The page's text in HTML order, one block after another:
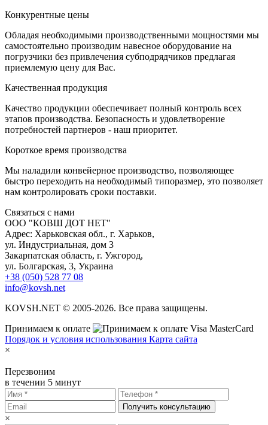
Конкурентные цены
Обладая необходимыми производственными мощностями мы
самостоятельно производим навесное оборудование на
погрузчики без привлечения субподрядчиков предлагая
приемлемую цену для Вас.
Качественная продукция
Качество продукции обеспечивает полный контроль всех
этапов производства. Безопасность и удовлетворение
потребностей партнеров - наш приоритет.
Короткое время производства
Мы наладили конвейерное производство, позволяющее
быстро переходить на необходимый типоразмер, это позволяет
нам контролировать сроки поставки.
Связаться с нами
ООО "КОВШ ДОТ НЕТ"
Адрес: Харьковская обл., г. Харьков,
ул. Индустриальная, дом 3
Закарпатская область, г. Ужгород,
ул. Болгарская, 3, Украина
+38 (050) 528 77 08
info@kovsh.net
KOVSH.NET © 2005-2026. Все права защищены.
Принимаем к оплате
Порядок и условия использования Карта сайта
×
Перезвоним
в течении 5 минут
Получить консультацию
×